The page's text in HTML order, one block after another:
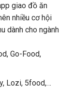
giao đồ ăn
nhiều cơ hội
dành cho ngành
Go-Food,
Lozi, 5food,…